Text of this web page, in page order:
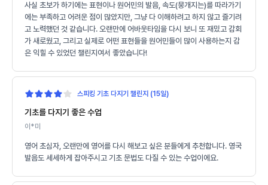
사실 초보가 하기에는 표현이나 원어민의 발음, 속도(뭉개지는)를 따라가기
에는 부족하고 어려운 점이 많았지만, 그냥 다 이해하려고 하지 않고 즐기려
고 노력했던 것 같습니다. 오랜만에 어바웃타임을 다시 보니 또 재밌고 감회
가 새로웠고, 그리고 실제로 어떤 표현들을 원어민들이 많이 사용하는지 감
은 익힐 수 있었던 챌린지여서 좋았습니다!
스피킹 기초 다지기 챌린지 (15일)
기초를 다지기 좋은 수업
이*미
영어 초심자, 오랜만에 영어를 다시 해보고 싶은 분들에게 추천합니다. 영국
발음도 세세하게 잡아주시고 기초 문법도 다질 수 있는 수업이에요.